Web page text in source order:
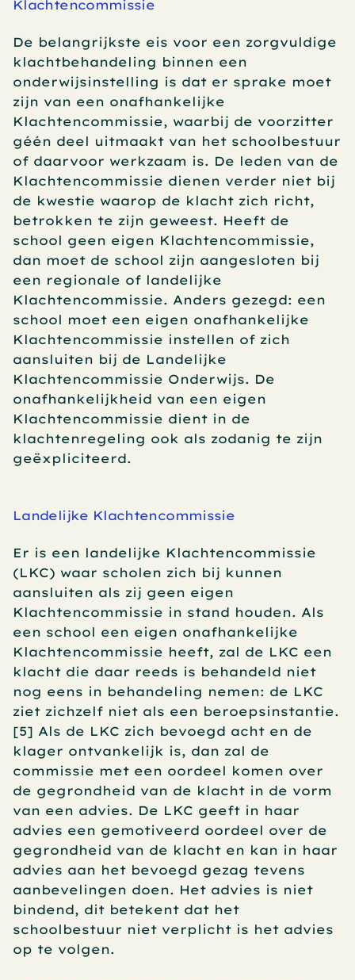
Klachtencommissie
De belangrijkste eis voor een zorgvuldige
klachtbehandeling binnen een
onderwijsinstelling is dat er sprake moet
zijn van een onafhankelijke
Klachtencommissie, waarbij de voorzitter
géén deel uitmaakt van het schoolbestuur
of daarvoor werkzaam is. De leden van de
Klachtencommissie dienen verder niet bij
de kwestie waarop de klacht zich richt,
betrokken te zijn geweest. Heeft de
school geen eigen Klachtencommissie,
dan moet de school zijn aangesloten bij
een regionale of landelijke
Klachtencommissie. Anders gezegd: een
school moet een eigen onafhankelijke
Klachtencommissie instellen of zich
aansluiten bij de Landelijke
Klachtencommissie Onderwijs. De
onafhankelijkheid van een eigen
Klachtencommissie dient in de
klachtenregeling ook als zodanig te zijn
geëxpliciteerd.
Landelijke Klachtencommissie
Er is een landelijke Klachtencommissie
(LKC) waar scholen zich bij kunnen
aansluiten als zij geen eigen
Klachtencommissie in stand houden. Als
een school een eigen onafhankelijke
Klachtencommissie heeft, zal de LKC een
klacht die daar reeds is behandeld niet
nog eens in behandeling nemen: de LKC
ziet zichzelf niet als een beroepsinstantie.
[5] Als de LKC zich bevoegd acht en de
klager ontvankelijk is, dan zal de
commissie met een oordeel komen over
de gegrondheid van de klacht in de vorm
van een advies. De LKC geeft in haar
advies een gemotiveerd oordeel over de
gegrondheid van de klacht en kan in haar
advies aan het bevoegd gezag tevens
aanbevelingen doen. Het advies is niet
bindend, dit betekent dat het
schoolbestuur niet verplicht is het advies
op te volgen.